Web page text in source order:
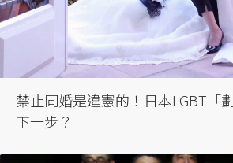
禁止同婚是違憲的！日本LGBT「
下一步？